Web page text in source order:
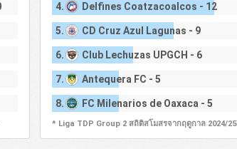
4. Delfines Coatzacoalcos - 12
5. CD Cruz Azul Lagunas - 9
6. Club Lechuzas UPGCH - 6
7. Antequera FC - 5
8. FC Milenarios de Oaxaca - 5
* Liga TDP Group 2 สถิติสโมสรจากฤดูกาล 2024/25